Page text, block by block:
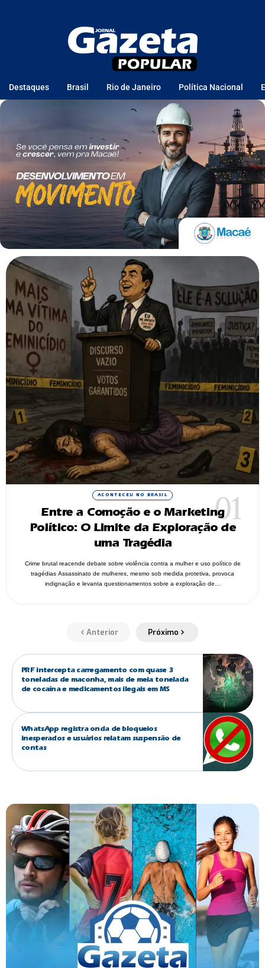
Destaques Brasil Rio de Janeiro Política Nacional
ACONTECEU NO BRASIL
Entre a Comoção e o Marketing
Político: O Limite da Exploração de
uma Tragédia
Crime brutal reacende debate sobre violência contra a mulher e uso político de
tragédias Assassinato de mulheres, mesmo sob medida protetiva, provoca
indignação e levanta questionamentos sobre a exploração de…
Anterior Próximo
PRF intercepta carregamento com quase 3
toneladas de maconha, mais de meia tonelada
de cocaína e medicamentos ilegais em MS
WhatsApp registra onda de bloqueios
inesperados e usuários relatam suspensão de
contas